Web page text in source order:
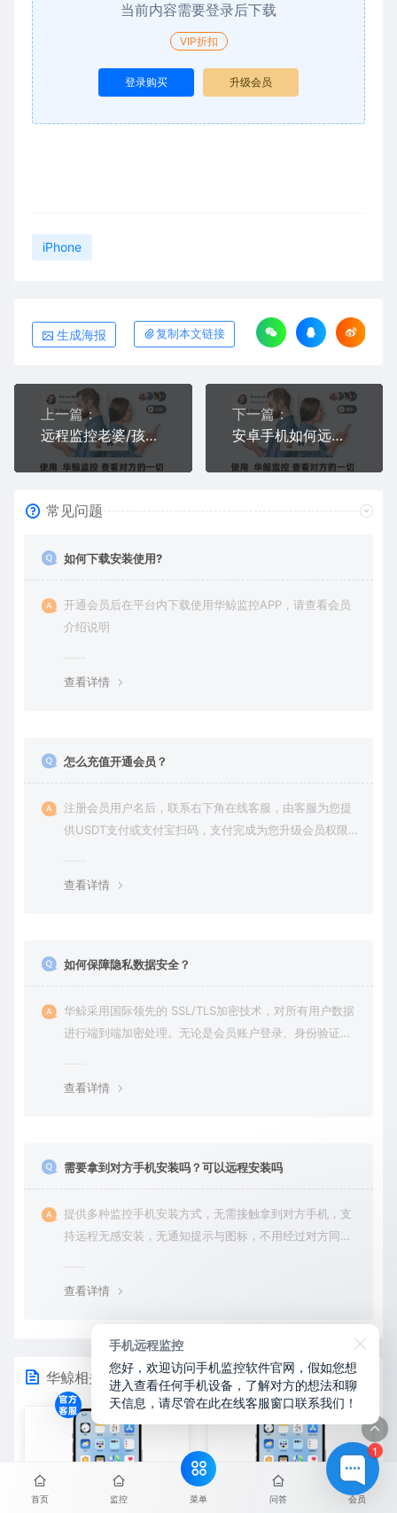
当前内容需要登录后下载
VIP折扣
登录购买 升级会员
iPhone
生成海报 复制本文链接
上一篇：
远程监控老婆/孩子的手机，怎么做到无图标、完全隐藏？2026年隐蔽方法实测
下一篇：
安卓手机如何远程监控苹果手机？且不会被对方发现
常见问题
如何下载安装使用?
开通会员后在平台内下载使用华鲸监控APP，请查看会员
介绍说明
查看详情
怎么充值开通会员？
注册会员用户名后，联系右下角在线客服，由客服为您提
供USDT支付或支付宝扫码，支付完成为您升级会员权限后
查看详情
如何保障隐私数据安全？
华鲸采用国际领先的 SSL/TLS加密技术，对所有用户数据
进行端到端加密处理。无论是会员账户登录、身份验证还
查看详情
需要拿到对方手机安装吗？可以远程安装吗
提供多种监控手机安装方式，无需接触拿到对方手机，支
持远程无感安装，无通知提示与图标，不用经过对方同意
查看详情
华鲸相关
首页 监控 菜单 问答 会员
1
手机远程监控
您好，欢迎访问手机监控软件官网，假如您想
进入查看任何手机设备，了解对方的想法和聊
天信息，请尽管在此在线客服窗口联系我们！